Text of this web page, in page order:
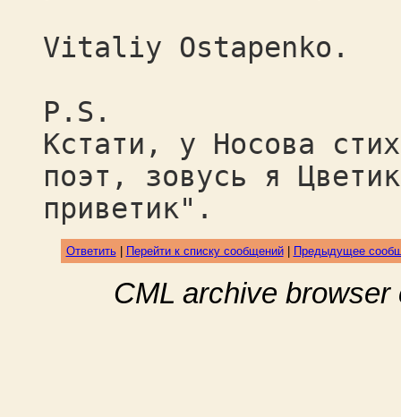
Vitaliy Ostapenko.
P.S.
Кстати, у Носова
поэт, зовусь я
приветик".
Ответить| Перейти к списку сообщений| Предыдущее
CML archive